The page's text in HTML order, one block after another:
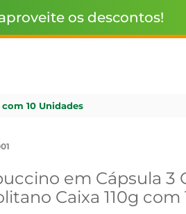
os descontos!
10 Unidades
em Cápsula 3
Caixa 110g com